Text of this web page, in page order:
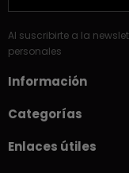
Al suscribirte a la
personales
Información
Categorías
Enlaces útiles